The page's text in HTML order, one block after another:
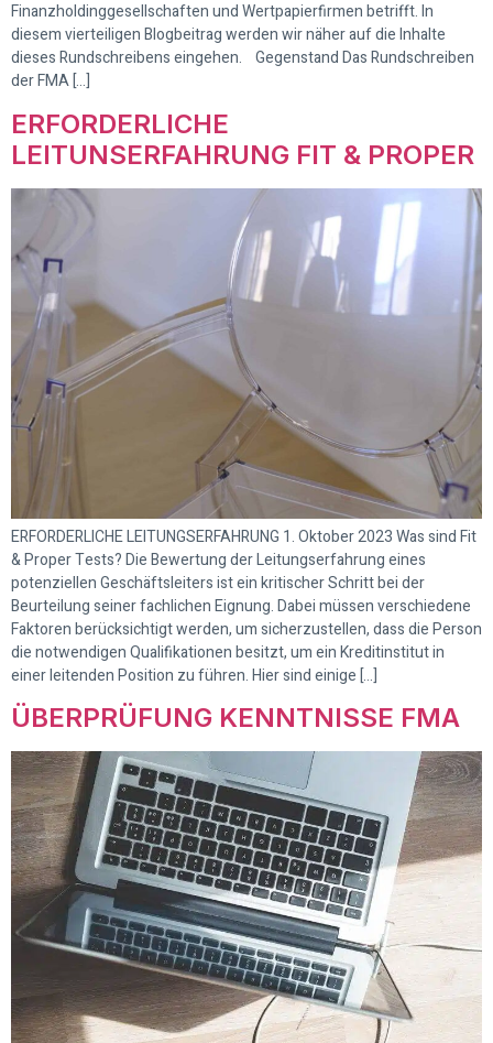
Finanzholdinggesellschaften und Wertpapierfirmen betrifft. In
diesem vierteiligen Blogbeitrag werden wir näher auf die Inhalte
dieses Rundschreibens eingehen. Gegenstand Das Rundschreiben
der FMA […]
ERFORDERLICHE
LEITUNSERFAHRUNG FIT & PROPER
ERFORDERLICHE LEITUNGSERFAHRUNG 1. Oktober 2023 Was sind Fit
& Proper Tests? Die Bewertung der Leitungserfahrung eines
potenziellen Geschäftsleiters ist ein kritischer Schritt bei der
Beurteilung seiner fachlichen Eignung. Dabei müssen verschiedene
Faktoren berücksichtigt werden, um sicherzustellen, dass die Person
die notwendigen Qualifikationen besitzt, um ein Kreditinstitut in
einer leitenden Position zu führen. Hier sind einige […]
ÜBERPRÜFUNG KENNTNISSE FMA